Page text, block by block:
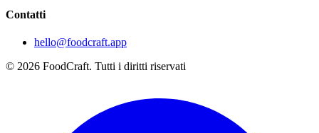
Contatti
hello@foodcraft.app
© 2026 FoodCraft. Tutti i diritti riservati